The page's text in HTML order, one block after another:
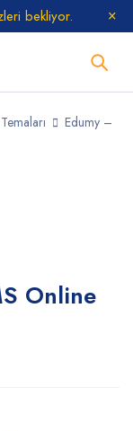
bekliyor.
Edumy –
Online